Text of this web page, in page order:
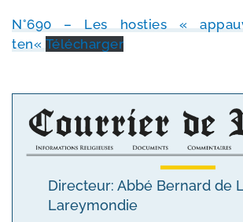
N°690 – Les hos­ties «
ten«Télécharger
Directeur: Abbé Bernard de
Lareymondie